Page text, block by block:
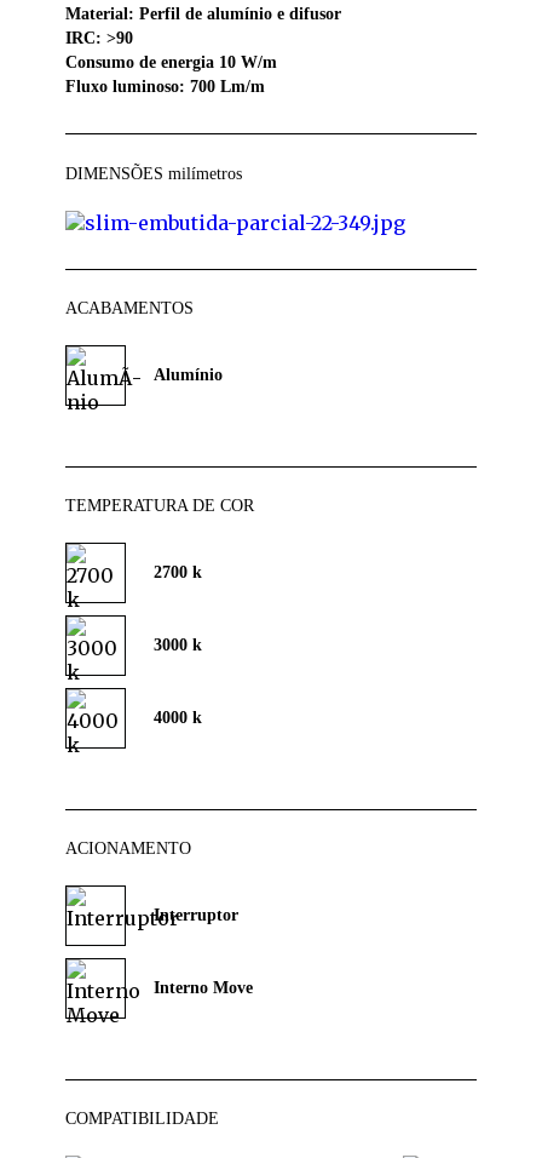
Material: Perfil de alumínio e difusor
IRC: >90
Consumo de energia 10 W/m
Fluxo luminoso: 700 Lm/m
DIMENSÕES milímetros
ACABAMENTOS
Alumínio
TEMPERATURA DE COR
2700 k
3000 k
4000 k
ACIONAMENTO
Interruptor
Interno Move
COMPATIBILIDADE